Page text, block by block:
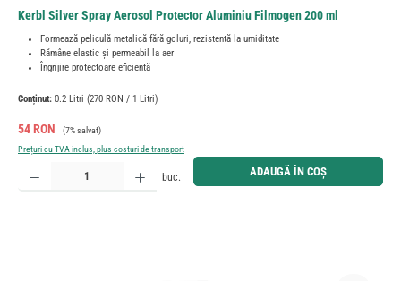
Kerbl Silver Spray Aerosol Protector Aluminiu Filmogen 200 ml
Formează peliculă metalică fără goluri, rezistentă la umiditate
Rămâne elastic și permeabil la aer
Îngrijire protectoare eficientă
Conținut: 0.2 Litri (270 RON / 1 Litri)
Preț de vânzare:
54 RON Preț obișnuit:
(7% salvat)
Prețuri cu TVA inclus, plus costuri de transport
Cantitate produs: Introduceți cantitatea dorită sau utilizați butoanele pentru a mări sau micșora
buc. ADAUGĂ ÎN COȘ